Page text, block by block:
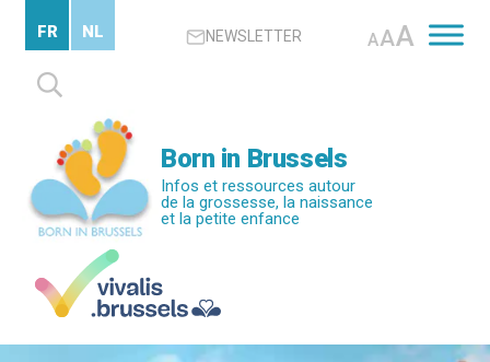
contenu
principal
NEWSLETTER AAA
Rechercher :
FR NL
Born in Brussels
Infos et ressources autour
de la grossesse, la naissance
et la petite enfance